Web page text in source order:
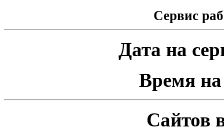
Сервис
Дата на
Время на
Сайтов